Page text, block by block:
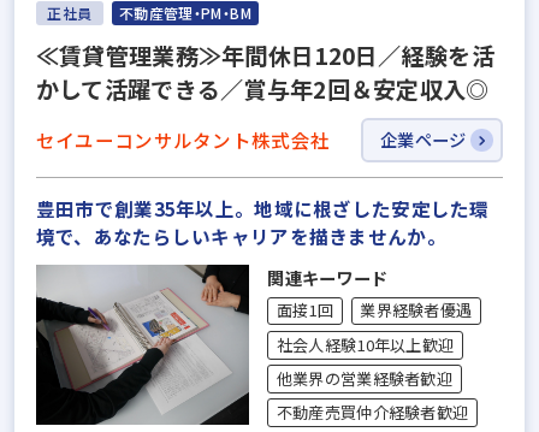
正社員 不動産管理・PM・BM
≪賃貸管理業務≫年間休日120日／経験を活
かして活躍できる／賞与年2回＆安定収入◎
セイユーコンサルタント株式会社 企業ページ
豊田市で創業35年以上。地域に根ざした安定した環
境で、あなたらしいキャリアを描きませんか。
関連キーワード
面接1回
業界経験者優遇
社会人経験10年以上歓迎
他業界の営業経験者歓迎
不動産売買仲介経験者歓迎